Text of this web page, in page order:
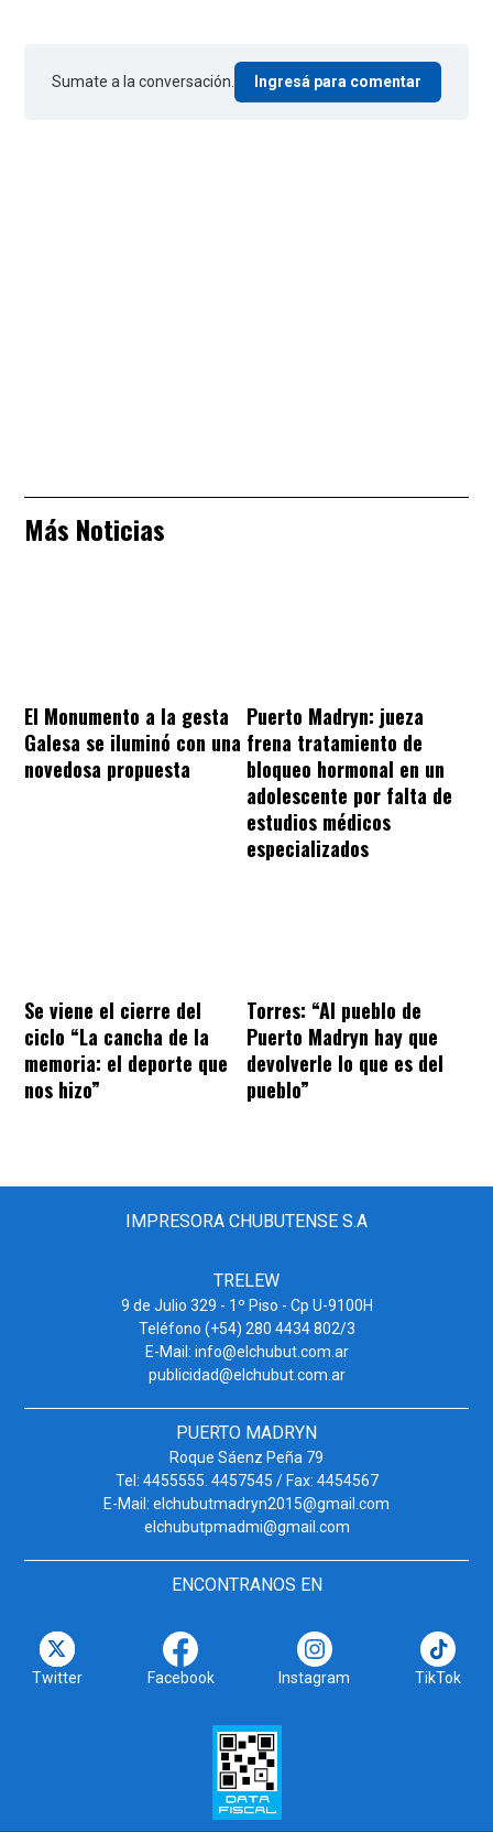
Sumate a la conversación. Ingresá para comentar
Más Noticias
El Monumento a la gesta
Galesa se iluminó con una
novedosa propuesta
Puerto Madryn: jueza
frena tratamiento de
bloqueo hormonal en un
adolescente por falta de
estudios médicos
especializados
Se viene el cierre del
ciclo “La cancha de la
memoria: el deporte que
nos hizo”
Torres: “Al pueblo de
Puerto Madryn hay que
devolverle lo que es del
pueblo”
IMPRESORA CHUBUTENSE S.A
TRELEW
9 de Julio 329 - 1º Piso - Cp U-9100H
Teléfono (+54) 280 4434 802/3
E-Mail: info@elchubut.com.ar
publicidad@elchubut.com.ar
PUERTO MADRYN
Roque Sáenz Peña 79
Tel: 4455555. 4457545 / Fax: 4454567
E-Mail: elchubutmadryn2015@gmail.com
elchubutpmadmi@gmail.com
ENCONTRANOS EN
Twitter Facebook Instagram TikTok